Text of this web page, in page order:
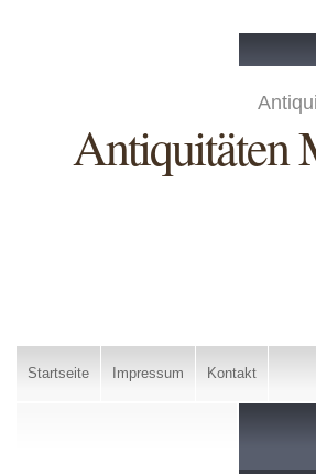
Antiquitäten
Startseite Impressum Kontakt